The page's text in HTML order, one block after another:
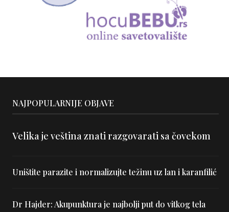
NAJPOPULARNIJE OBJAVE
Velika je veština znati razgovarati sa čovekom
Uništite parazite i normalizujte težinu uz lan i karanfilić
Dr Hajder: Akupunktura je najbolji put do vitkog tela